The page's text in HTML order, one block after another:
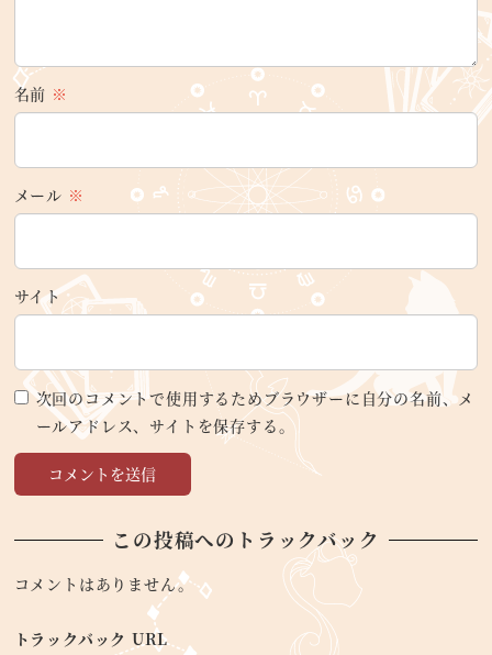
名前 ※
メール ※
サイト
次回のコメントで使用するためブラウザーに自分の名前、メ
ールアドレス、サイトを保存する。
この投稿へのトラックバック
コメントはありません。
トラックバック URL